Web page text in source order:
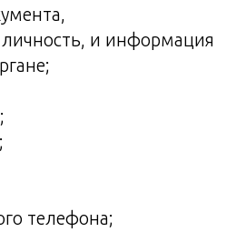
и информация
телефона;